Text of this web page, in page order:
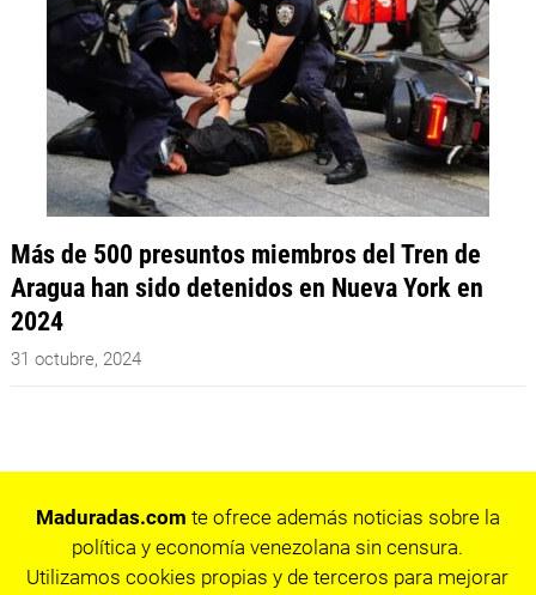
Más de 500 presuntos miembros del Tren de
Aragua han sido detenidos en Nueva York en
2024
31 octubre, 2024
Maduradas.com te ofrece además noticias sobre la
política y economía venezolana sin censura.
Utilizamos cookies propias y de terceros para mejorar